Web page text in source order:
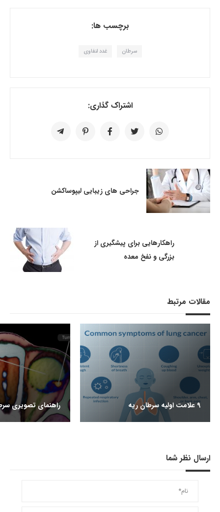
برچسب ها:
سرطان غدد لنفاوی
اشتراک گذاری:
جراحی های زیبایی لیپوساکشن
راهکارهایی برای پیشگیری از
بزرگی و نفخ معده
مقالات مرتبط
9 علامت اولیه سرطان ریه راهنمای تصویری
ارسال نظر شما